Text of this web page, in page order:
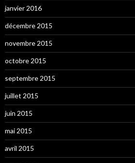
janvier 2016
décembre 2015
novembre 2015
octobre 2015
septembre 2015
juillet 2015
juin 2015
mai 2015
avril 2015